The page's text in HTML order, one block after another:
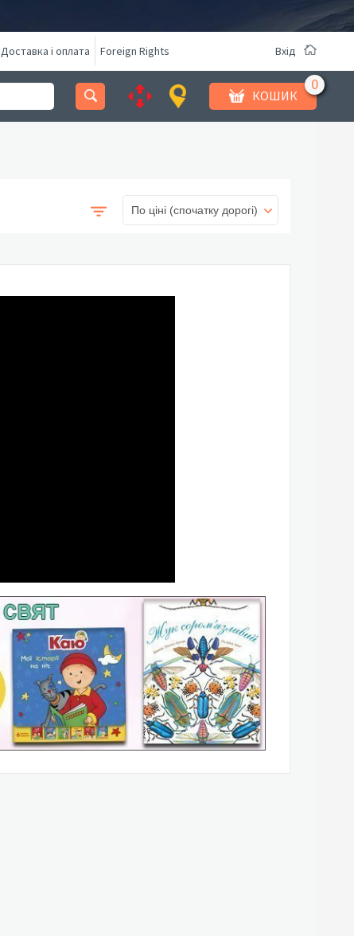
Доставка і оплата Foreign Rights Вхід
КОШИК
По ціні (спочатку дорогі)